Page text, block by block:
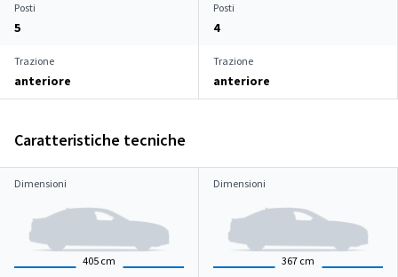
Posti
5
Posti
4
Trazione
anteriore
Trazione
anteriore
Caratteristiche tecniche
Dimensioni
405 cm
Dimensioni
367 cm